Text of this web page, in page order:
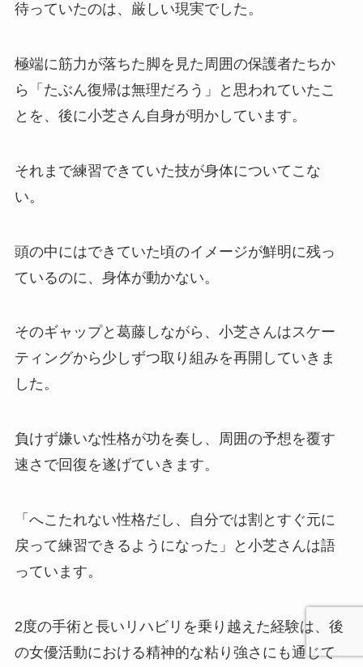
待っていたのは、厳しい現実でした。
極端に筋力が落ちた脚を見た周囲の保護者たちか
ら「たぶん復帰は無理だろう」と思われていたこ
とを、後に小芝さん自身が明かしています。
それまで練習できていた技が身体についてこな
い。
頭の中にはできていた頃のイメージが鮮明に残っ
ているのに、身体が動かない。
そのギャップと葛藤しながら、小芝さんはスケー
ティングから少しずつ取り組みを再開していきま
した。
負けず嫌いな性格が功を奏し、周囲の予想を覆す
速さで回復を遂げていきます。
「へこたれない性格だし、自分では割とすぐ元に
戻って練習できるようになった」と小芝さんは語
っています。
2度の手術と長いリハビリを乗り越えた経験は、後
の女優活動における精神的な粘り強さにも通じて